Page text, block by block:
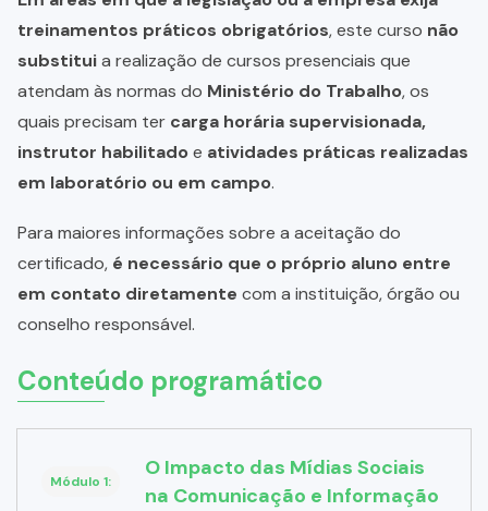
treinamentos práticos obrigatórios, este curso não
substituia realização de cursos presenciais que
atendam às normas do Ministério do Trabalho, os
quais precisam ter carga horária supervisionada,
instrutor habilitadoe atividades práticas realizadas
em laboratório ou em campo.
Para maiores informações sobre a aceitação do
certificado, é necessário que o próprio aluno entre
em contato diretamente com a instituição, órgão ou
conselho responsável.
Conteúdo programático
Módulo 1:
O Impacto das Mídias Sociais
na Comunicação e Informação